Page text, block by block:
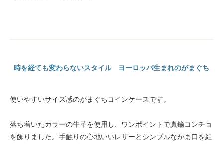
時を経ても変わらないスタイル ヨーロッパ生まれのがまぐち
使いやすいサイズ感のがまぐちコインケースです。
落ち着いたカラーの牛革を使用し、ワンポイントで真鍮コンチョ
を飾りました。手触りの心地いいレザーとシンプルながま口を組